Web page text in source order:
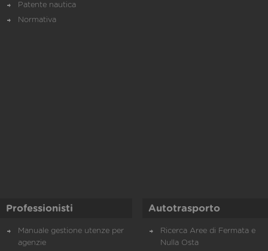
Patente nautica
Normativa
Professionisti
Manuale gestione utenze per
agenzie
Autotrasporto
Ricerca Aree di Fermata e
Nulla Osta